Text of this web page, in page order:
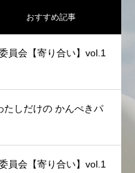
おすすめ記事
員会【寄り合い】vol.1
たしだけの かんぺきパ
員会【寄り合い】vol.1